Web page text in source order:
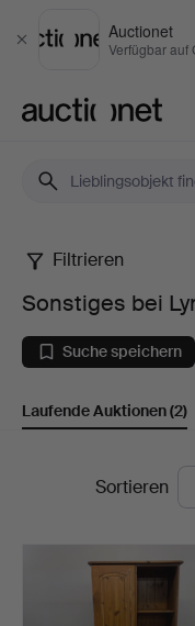
Schließen
Auctionet
Verfügbar auf
Sonstiges
bei
Lyme
Bay
Auctions
Filtrieren
Sonstiges bei
Suche speichern
Laufende Auktionen(2)
LaufendeSortieren